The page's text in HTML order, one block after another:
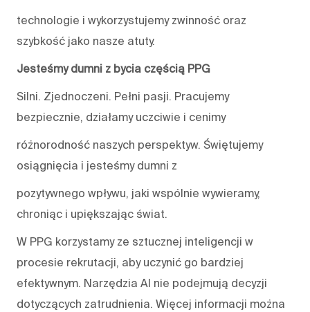
technologie i wykorzystujemy zwinność oraz
szybkość jako nasze atuty.
Jesteśmy dumni z bycia częścią PPG
Silni. Zjednoczeni. Pełni pasji. Pracujemy
bezpiecznie, działamy uczciwie i cenimy
różnorodność naszych perspektyw. Świętujemy
osiągnięcia i jesteśmy dumni z
pozytywnego wpływu, jaki wspólnie wywieramy,
chroniąc i upiększając świat.
W PPG korzystamy ze sztucznej inteligencji w
procesie rekrutacji, aby uczynić go bardziej
efektywnym. Narzędzia AI nie podejmują decyzji
dotyczących zatrudnienia. Więcej informacji można